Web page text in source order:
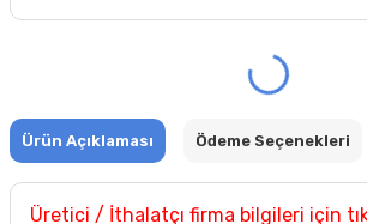
Ürün Açıklaması Ödeme Seçenekleri
Üretici / İthalatçı firma bilgileri için